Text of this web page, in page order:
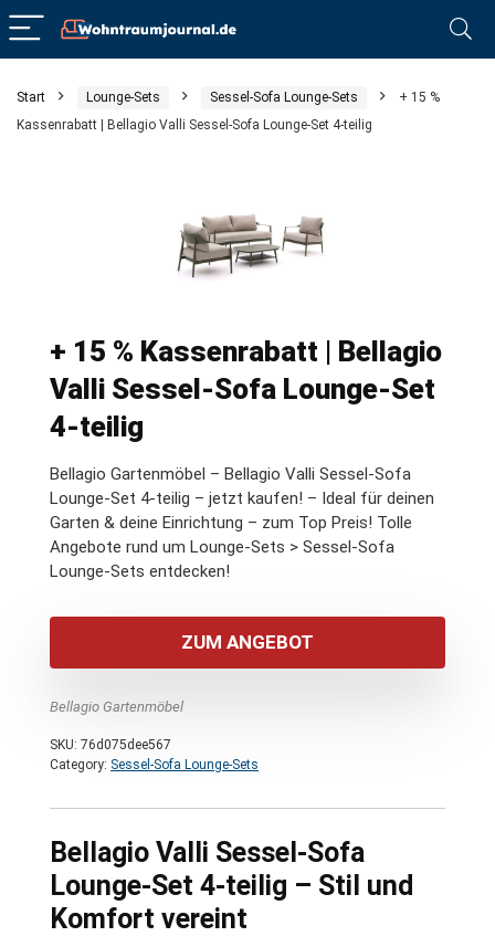
Start Lounge-Sets Sessel-Sofa Lounge-Sets
+ 15 %
Kassenrabatt | Bellagio Valli Sessel-Sofa Lounge-Set 4-teilig
+ 15 % Kassenrabatt | Bellagio
Valli Sessel-Sofa Lounge-Set
4-teilig
Bellagio Gartenmöbel – Bellagio Valli Sessel-Sofa
Lounge-Set 4-teilig – jetzt kaufen! – Ideal für deinen
Garten & deine Einrichtung – zum Top Preis! Tolle
Angebote rund um Lounge-Sets > Sessel-Sofa
Lounge-Sets entdecken!
ZUM ANGEBOT
Bellagio Gartenmöbel
SKU: 76d075dee567
Category: Sessel-Sofa Lounge-Sets
Bellagio Valli Sessel-Sofa
Lounge-Set 4-teilig – Stil und
Komfort vereint